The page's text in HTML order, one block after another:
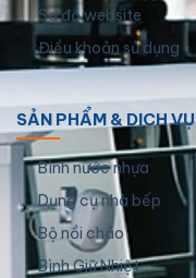
Sơ đồ website
Điều khoản sử dụng
SẢN PHẨM & DỊCH VỤ
Bình nước nhựa
Dụng cụ nhà bếp
Bộ nồi chảo
Bình Giữ Nhiệt